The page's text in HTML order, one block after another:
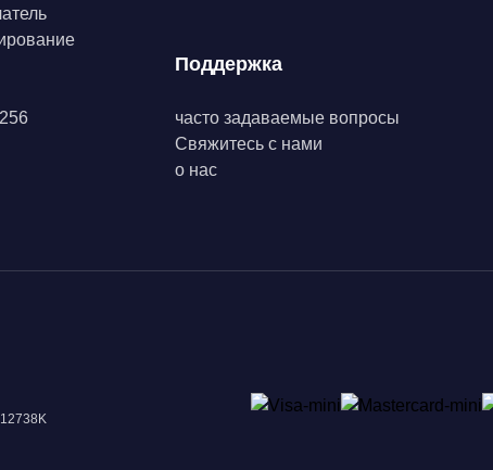
Поддержка
часто задаваемые вопросы
Свяжитесь с нами
о нас